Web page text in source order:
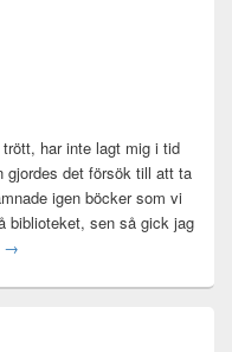
har inte lagt mig i tid
gjordes det försök till att ta
igen böcker som vi
biblioteket, sen så gick jag
Mental anteckning
→